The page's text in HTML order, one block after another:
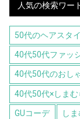
人気の検索ワー
50代のヘアスタ
40代50代ファッ
40代50代のおし
40代50代×しまむ
GUコーデ し